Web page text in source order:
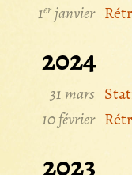
1er janvier
2024
31 mars
10 février
2023